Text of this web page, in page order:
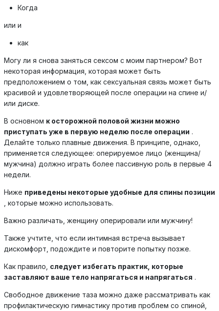
Когда
или и
как
Могу ли я снова заняться сексом с моим партнером? Вот
некоторая информация, которая может быть
предположением о том, как сексуальная связь может быть
красивой и удовлетворяющей после операции на спине и/
или диске.
В основном к осторожной половой жизни можно
приступать уже в первую неделю после операции .
Делайте только плавные движения. В принципе, однако,
применяется следующее: оперируемое лицо (женщина/
мужчина) должно играть более пассивную роль в первые 4
недели.
Ниже приведены некоторые удобные для спины позиции
, которые можно использовать.
Важно различать, женщину оперировали или мужчину!
Также учтите, что если интимная встреча вызывает
дискомфорт, подождите и повторите попытку позже.
Как правило, следует избегать практик, которые
заставляют ваше тело напрягаться и напрягаться .
Свободное движение таза можно даже рассматривать как
профилактическую гимнастику против проблем со спиной,